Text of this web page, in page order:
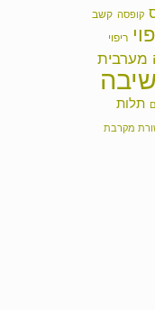
קופסה קשב
ריפוי
מערבית
תלות
מקרבת